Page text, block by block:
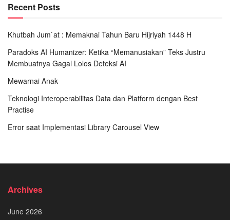
Recent Posts
Khutbah Jum`at : Memaknai Tahun Baru Hijriyah 1448 H
Paradoks AI Humanizer: Ketika “Memanusiakan” Teks Justru
Membuatnya Gagal Lolos Deteksi AI
Mewarnai Anak
Teknologi Interoperabilitas Data dan Platform dengan Best
Practise
Error saat Implementasi Library Carousel View
Archives
June 2026